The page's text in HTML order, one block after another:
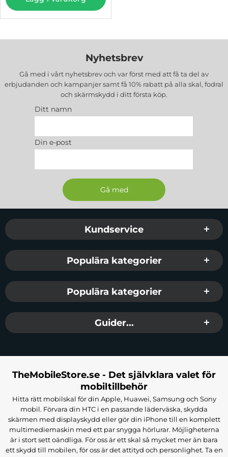
Nyhetsbrev
Gå med i vårt nyhetsbrev och var först med att få ta del av
erbjudanden och kampanjer samt få 10% rabatt på alla skal, fodral
och skärmskydd i ditt första köp.
Ditt namn
Din e-post
Sidfot Blandad info och länkar
Kundservice
Populära kategorier
Populära kategorier
Guider...
TheMobileStore.se - Det självklara valet för
mobiltillbehör
Hitta rätt mobilskal för din Apple, Huawei, Samsung och Sony
mobil. Förvara din HTC i en passande läderväska, skydda
skärmen med displayskydd eller gör din iPhone till en komplett
multimediemaskin med ett par snygga hörlurar. Möjligheterna
är i stort sett oändliga. För oss är ett skal så mycket mer än bara
ett skydd till mobilen, för oss är det attityd och personlighet. Ta en